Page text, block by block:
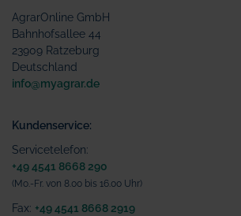
AgrarOnline GmbH
Bahnhofsallee 44
23909 Ratzeburg
Deutschland
info@myagrar.de
Kundenservice:
Servicetelefon:
+49 4541 8668 290
(Mo.-Fr. von 8.00 bis 16.00 Uhr)
Fax: +49 4541 8668 2919